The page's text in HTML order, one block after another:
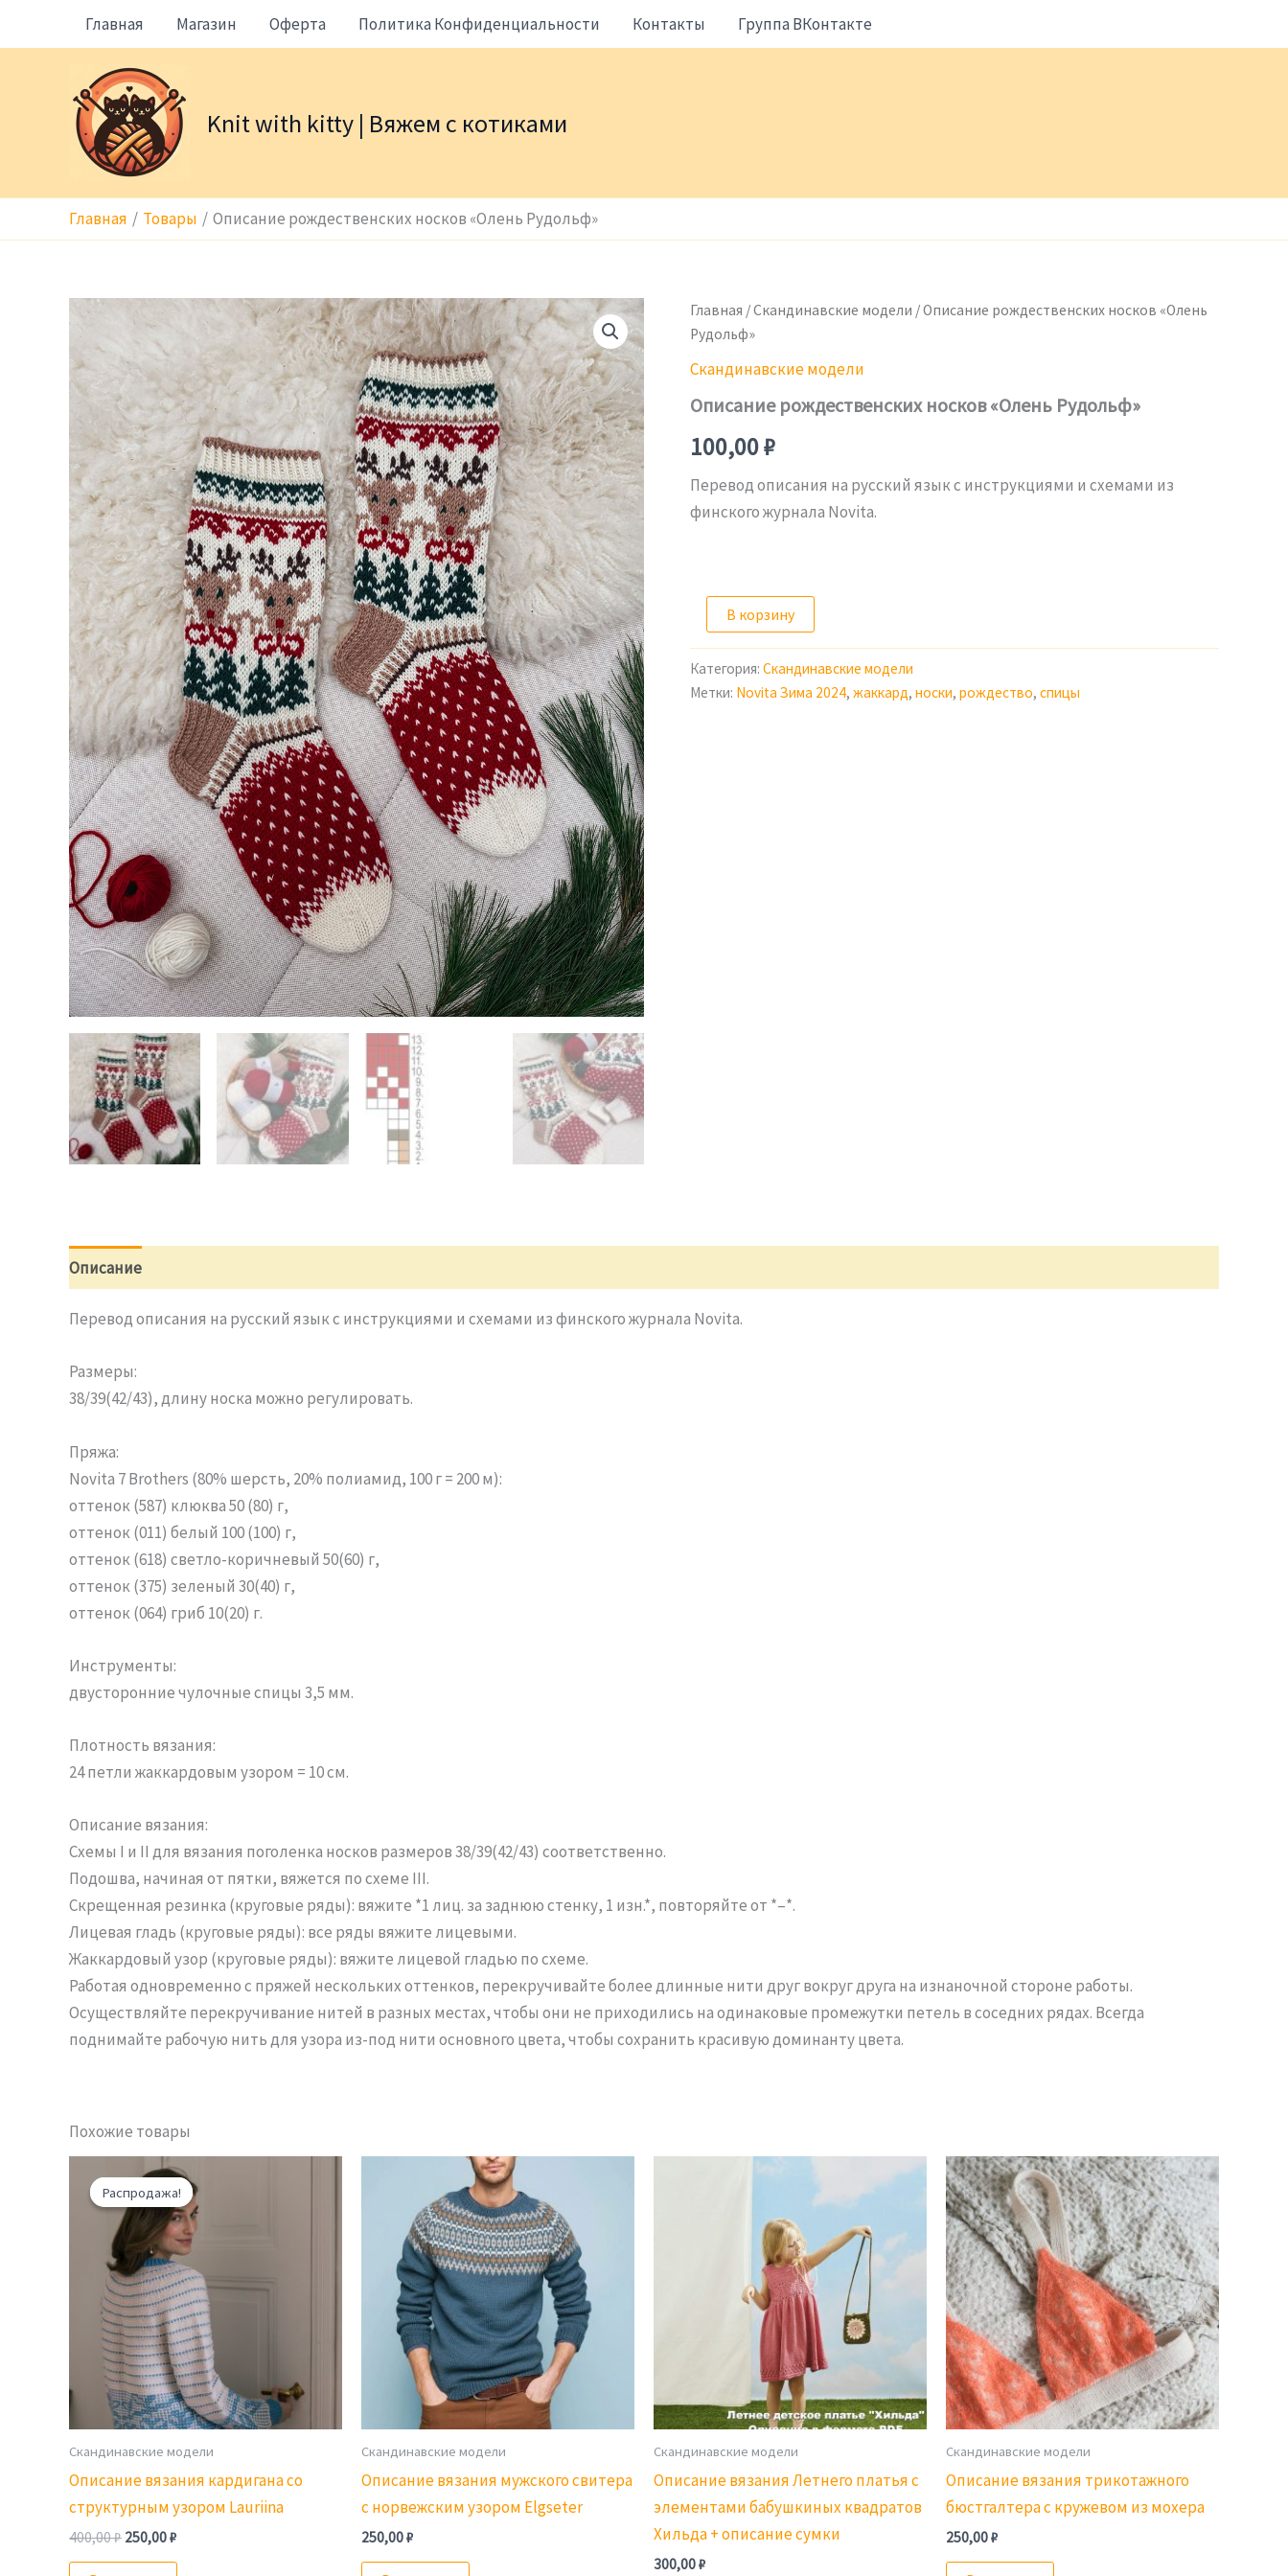
Главная Магазин Оферта Политика Конфиденциальности Контакты Группа ВКонтакте
Knit with kitty | Вяжем с котиками
Главная Товары Описание рождественских носков «Олень Рудольф»
Главная /Скандинавские модели / Описание рождественских носков «Олень
Рудольф»
Скандинавские модели
Описание рождественских носков «Олень Рудольф»
100,00₽
Перевод описания на русский язык с инструкциями и схемами из
финского журнала Novita.
товара
рождественских
"Олень
В корзину
Категория: Скандинавские модели
Метки: Novita Зима 2024, жаккард, носки, рождество, спицы
Описание
Перевод описания на русский язык с инструкциями и схемами из финского журнала Novita.
Размеры:
38/39(42/43), длину носка можно регулировать.
Пряжа:
Novita 7 Brothers (80% шерсть, 20% полиамид, 100 г = 200 м):
оттенок (587) клюква 50 (80) г,
оттенок (011) белый 100 (100) г,
оттенок (618) светло-коричневый 50(60) г,
оттенок (375) зеленый 30(40) г,
оттенок (064) гриб 10(20) г.
Инструменты:
двусторонние чулочные спицы 3,5 мм.
Плотность вязания:
24 петли жаккардовым узором = 10 см.
Описание вязания:
Схемы I и II для вязания поголенка носков размеров 38/39(42/43) соответственно.
Подошва, начиная от пятки, вяжется по схеме III.
Скрещенная резинка (круговые ряды): вяжите *1 лиц. за заднюю стенку, 1 изн.*, повторяйте от *–*.
Лицевая гладь (круговые ряды): все ряды вяжите лицевыми.
Жаккардовый узор (круговые ряды): вяжите лицевой гладью по схеме.
Работая одновременно с пряжей нескольких оттенков, перекручивайте более длинные нити друг вокруг друга на изнаночной стороне работы.
Осуществляйте перекручивание нитей в разных местах, чтобы они не приходились на одинаковые промежутки петель в соседних рядах. Всегда
поднимайте рабочую нить для узора из-под нити основного цвета, чтобы сохранить красивую доминанту цвета.
Похожие товары
Распродажа!
Распродажа!
Скандинавские модели
Описание вязания кардигана со
структурным узором Lauriina
400,00₽ Первоначальная
250,00₽
Скандинавские модели
Описание вязания мужского свитера
с норвежским узором Elgseter
250,00₽
Скандинавские модели
Описание вязания Летнего платья с
элементами бабушкиных квадратов
Хильда + описание сумки
300,00₽
Скандинавские модели
Описание вязания трикотажного
бюстгалтера с кружевом из мохера
250,00₽